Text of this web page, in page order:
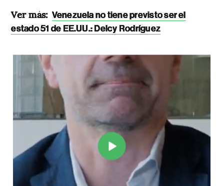
Ver más: Venezuela no tiene previsto ser el
estado 51 de EE.UU.: Delcy Rodríguez